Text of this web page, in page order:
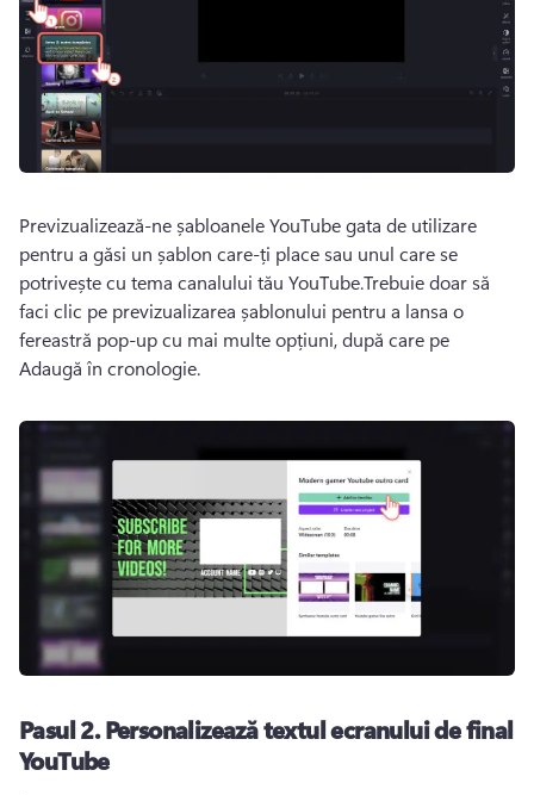
Previzualizează-ne șabloanele YouTube gata de utilizare
pentru a găsi un șablon care-ți place sau unul care se
potrivește cu tema canalului tău YouTube.Trebuie doar să
faci clic pe previzualizarea șablonului pentru a lansa o
fereastră pop-up cu mai multe opțiuni, după care pe
Adaugă în cronologie.
Pasul 2.Personalizează textul ecranului de final
YouTube